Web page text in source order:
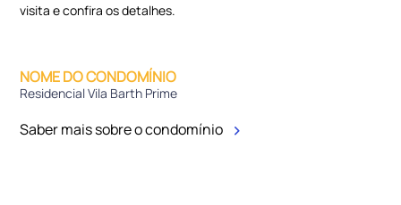
visita e confira os detalhes.
NOME DO CONDOMÍNIO
Residencial Vila Barth Prime
Saber mais sobre o condomínio